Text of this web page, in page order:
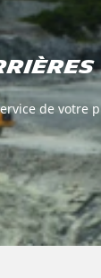
de votre